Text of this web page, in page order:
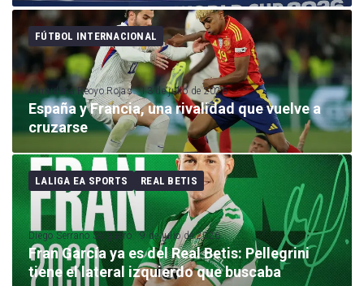
FÚTBOL INTERNACIONAL
Almudena Reoyo Rojas 13 de julio de 2026
España y Francia, una rivalidad que vuelve a
cruzarse
LALIGA EA SPORTS REAL BETIS
Diego Serrano Salguero 9 de julio de 2026
Fran García ya es del Real Betis: Pellegrini
tiene el lateral izquierdo que buscaba